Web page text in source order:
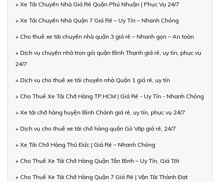
+ Xe Tải Chuyển Nhà Giá Rẻ Quận Phú Nhuận | Phục Vụ 24/7
+ Xe Tải Chuyển Nhà Quận 7 Giá Rẻ – Uy Tín – Nhanh Chóng
+ Cho thuê xe tải chuyển nhà quận 3 giá rẻ – Nhanh gọn – An toàn
+ Dịch vụ chuyển nhà trọn gói quận Bình Thạnh giá rẻ, uy tín, phục vụ
24/7
+ Dịch vụ cho thuê xe tải chuyển nhà Quận 1 giá rẻ, uy tín
+ Cho Thuê Xe Tải Chở Hàng TP.HCM | Giá Rẻ - Uy Tín - Nhanh Chóng
+ Xe tải chở hàng huyện Bình Chánh giá rẻ, uy tín, phục vụ 24/7
+ Dịch vụ cho thuê xe tải chở hàng quận Gò Vấp giá rẻ, 24/7
+ Xe Tải Chở Hàng Thủ Đức | Giá Rẻ – Nhanh Chóng
+ Cho Thuê Xe Tải Chở Hàng Quận Tân Bình – Uy Tín, Giá Tốt
+ Cho Thuê Xe Tải Chở Hàng Quận 7 Giá Rẻ | Vận Tải Thành Đạt